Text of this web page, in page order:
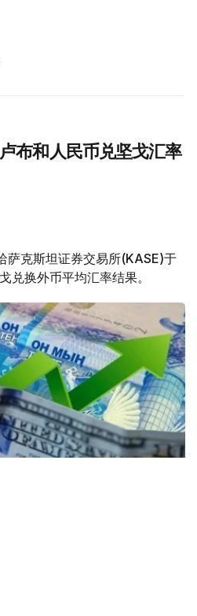
布和人民币兑坚戈汇率
萨克斯坦证券交易所(KASE)于
兑换外币平均汇率结果。